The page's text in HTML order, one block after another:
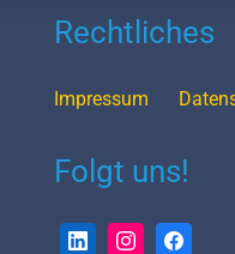
Rechtliches
Impressum
Folgt uns!